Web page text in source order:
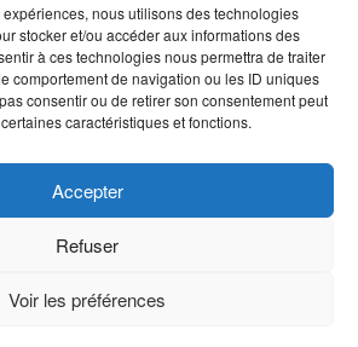
nous utilisons des technologies
stocker et/ou accéder aux informations des
à ces technologies nous permettra de traiter
comportement de navigation ou les ID uniques
consentir ou de retirer son consentement peut
caractéristiques et fonctions.
Accepter
Refuser
Voir les préférences
un cactus ?
la fête des mères ?
fleurs séchées